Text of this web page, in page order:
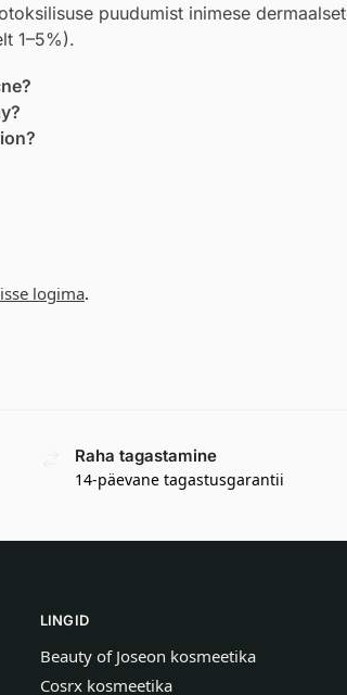
puudumist inimese
1–5%).
logima.
Raha tagastamine
14-päevane tagastusgarantii
LINGID
Beauty of Joseon kosmeetika
Cosrx kosmeetika